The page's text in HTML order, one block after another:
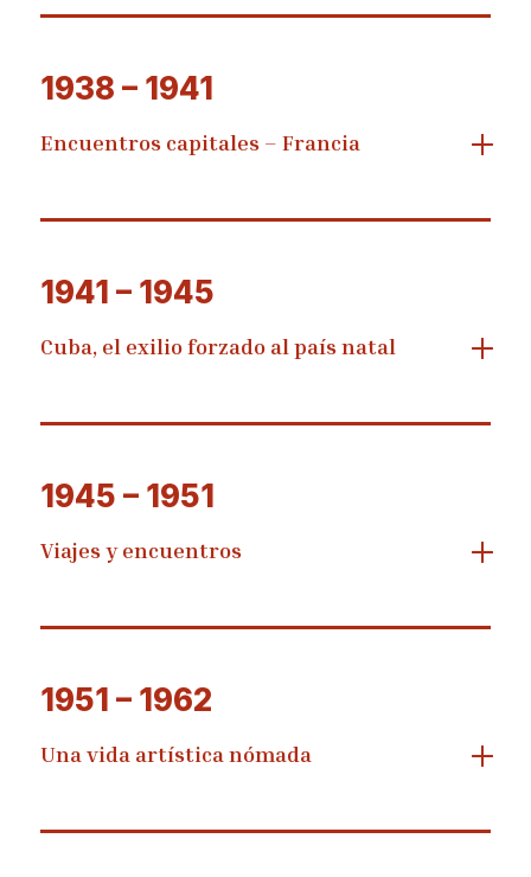
1938 – 1941
Encuentros capitales – Francia
1941 – 1945
Cuba, el exilio forzado al país natal
1945 – 1951
Viajes y encuentros
1951 – 1962
Una vida artística nómada